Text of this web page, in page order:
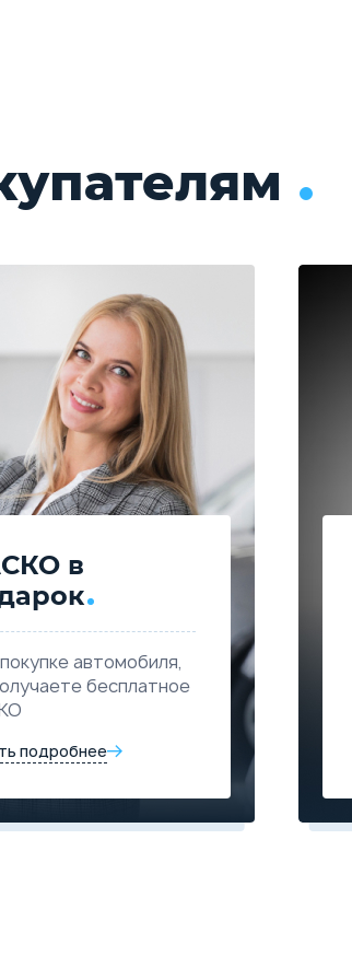
в
автомобиля,
бесплатное
подробнее